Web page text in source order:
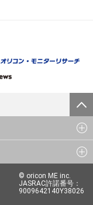
© oricon ME inc.
JASRAC許諾番号：
9009642140Y38026